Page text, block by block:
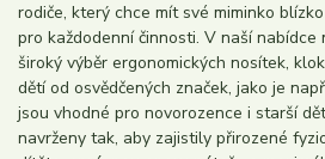
rodiče, který chce mít své miminko
pro každodenní činnosti. V naší
široký výběr ergonomických nosítek,
dětí od osvědčených značek, jako je
jsou vhodné pro novorozence i starší
navrženy tak, aby zajistily přirozené